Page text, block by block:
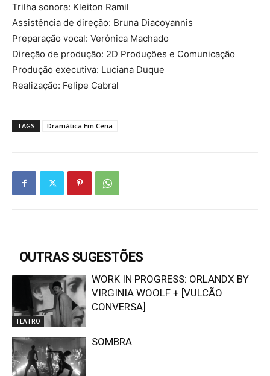
Trilha sonora: Kleiton Ramil
Assistência de direção: Bruna Diacoyannis
Preparação vocal: Verônica Machado
Direção de produção: 2D Produções e Comunicação
Produção executiva: Luciana Duque
Realização: Felipe Cabral
TAGS Dramática Em Cena
OUTRAS SUGESTÕES
TEATRO
WORK IN PROGRESS: ORLANDX BY
VIRGINIA WOOLF + [VULCÃO
CONVERSA]
SOMBRA